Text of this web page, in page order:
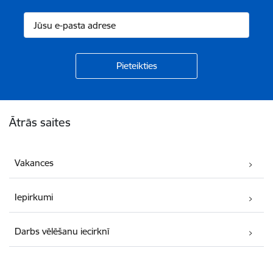
Ātrās saites
Vakances
Iepirkumi
Darbs vēlēšanu iecirknī